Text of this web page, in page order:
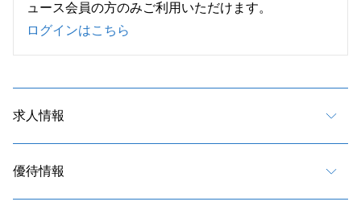
ュース会員の方のみご利用いただけます。
ログインはこちら
求人情報
優待情報